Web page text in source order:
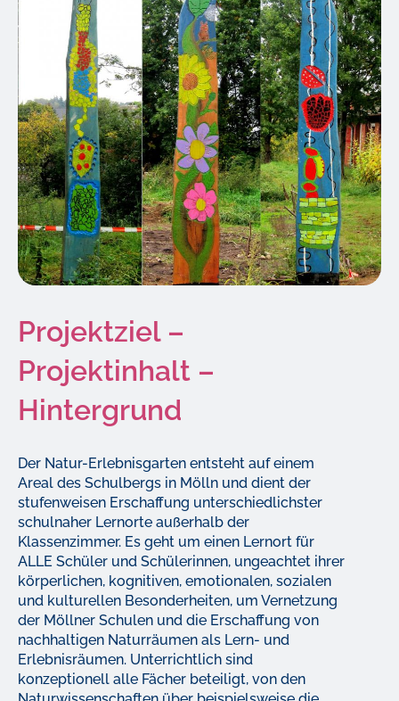
Projektziel –
Projektinhalt –
Hintergrund
Der Natur-Erlebnisgarten entsteht auf einem
Areal des Schulbergs in Mölln und dient der
stufenweisen Erschaffung unterschiedlichster
schulnaher Lernorte außerhalb der
Klassenzimmer. Es geht um einen Lernort für
ALLE Schüler und Schülerinnen, ungeachtet ihrer
körperlichen, kognitiven, emotionalen, sozialen
und kulturellen Besonderheiten, um Vernetzung
der Möllner Schulen und die Erschaffung von
nachhaltigen Naturräumen als Lern- und
Erlebnisräumen. Unterrichtlich sind
konzeptionell alle Fächer beteiligt, von den